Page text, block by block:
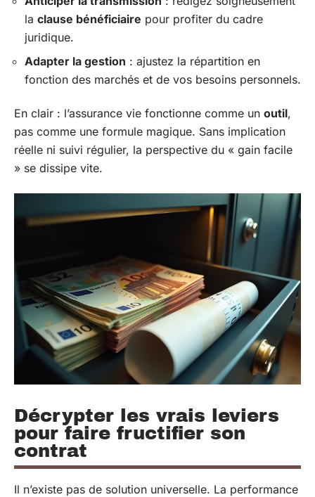
la clause bénéficiaire pour profiter du cadre
juridique.
Adapter la gestion : ajustez la répartition en
fonction des marchés et de vos besoins personnels.
En clair : l’assurance vie fonctionne comme un outil,
pas comme une formule magique. Sans implication
réelle ni suivi régulier, la perspective du « gain facile
» se dissipe vite.
Décrypter les vrais leviers
pour faire fructifier son
contrat
Il n’existe pas de solution universelle. La performance